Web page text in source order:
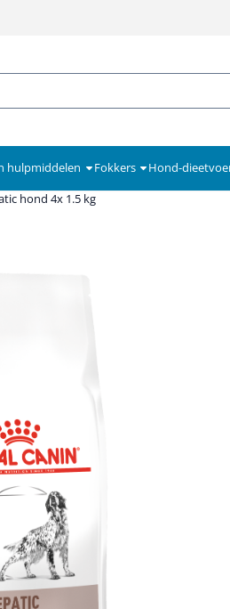
hulpmiddelen Fokkers Hond-
hond 4x 1.5 kg